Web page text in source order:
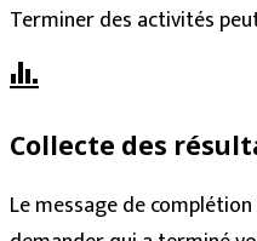
Terminer des activités
Collecte des
Le message de